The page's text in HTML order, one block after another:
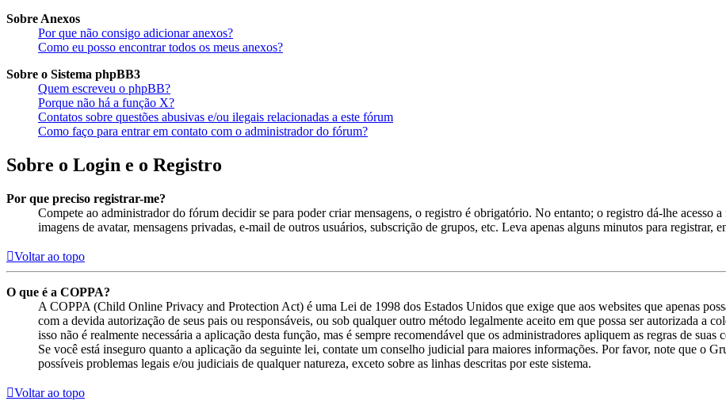
Sobre Anexos
Por que não consigo adicionar anexos?
Como eu posso encontrar todos os meus anexos?
Sobre o Sistema phpBB3
Quem escreveu o phpBB?
Porque não há a função X?
Contatos sobre questões abusivas e/ou ilegais relacionadas a este fórum
Como faço para entrar em contato com o administrador do fórum?
Sobre o Login e o Registro
Por que preciso registrar-me?
Compete ao administrador do fórum decidir se para poder criar mensagens, o registro é obrigatório. No entanto; o registro dá-lhe acesso
imagens de avatar, mensagens privadas, e-mail de outros usuários, subscrição de grupos, etc. Leva apenas alguns minutos para registrar,
Voltar ao topo
O que é a COPPA?
A COPPA (Child Online Privacy and Protection Act) é uma Lei de 1998 dos Estados Unidos que exige que aos websites que apenas
com a devida autorização de seus pais ou responsáveis, ou sob qualquer outro método legalmente aceito em que possa ser autorizada a
isso não é realmente necessária a aplicação desta função, mas é sempre recomendável que os administradores apliquem as regras de
Se você está inseguro quanto a aplicação da seguinte lei, contate um conselho judicial para maiores informações. Por favor, note que o
possíveis problemas legais e/ou judiciais de qualquer natureza, exceto sobre as linhas descritas por este sistema.
Voltar ao topo